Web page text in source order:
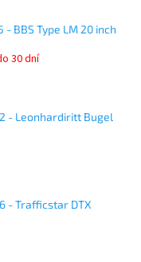
- BBS Type LM 20 inch
30 dní
- Leonhardiritt Bugel
- Trafficstar DTX